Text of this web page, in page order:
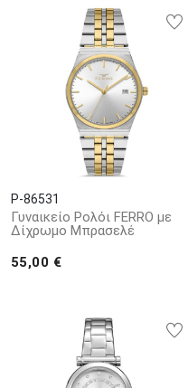
P-86531
Γυναικείο Ρολόι FERRO με
Δίχρωμο Μπρασελέ
55,00 €